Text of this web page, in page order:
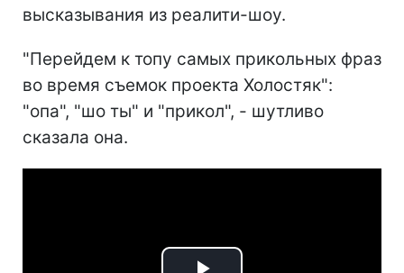
высказывания из реалити-шоу.
"Перейдем к топу самых прикольных фраз
во время съемок проекта Холостяк":
"опа", "шо ты" и "прикол", - шутливо
сказала она.